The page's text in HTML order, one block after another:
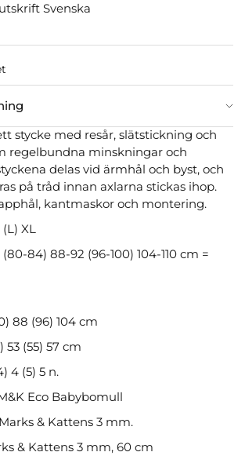
Svenska
stycke med resår, slätstickning och
regelbundna minskningar och
delas vid ärmhål och byst, och
på tråd innan axlarna stickas ihop.
kantmaskor och montering.
XL
84) 88-92 (96-100) 104-110 cm =
88 (96) 104 cm
53 (55) 57 cm
4 (5) 5 n.
Eco Babybomull
& Kattens 3 mm.
& Kattens 3 mm, 60 cm